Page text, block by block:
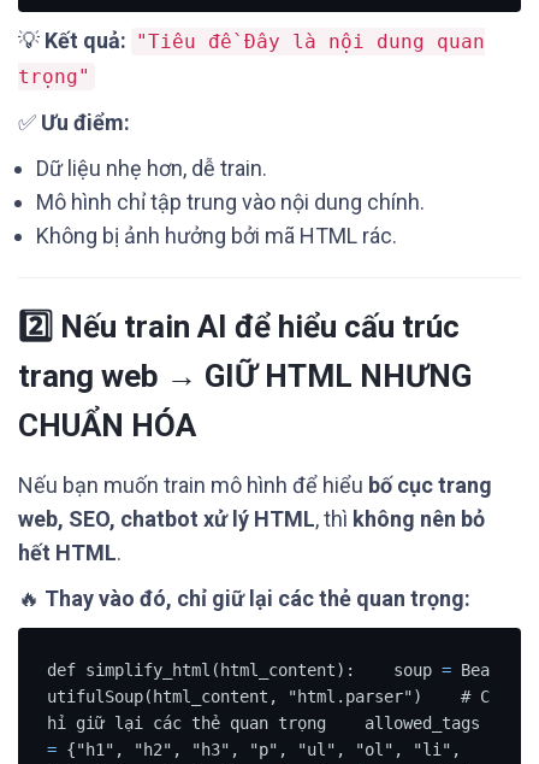
💡 Kết quả: "Tiêu đề Đây là nội dung quan
trọng"
✅ Ưu điểm:
Dữ liệu nhẹ hơn, dễ train.
Mô hình chỉ tập trung vào nội dung chính.
Không bị ảnh hưởng bởi mã HTML rác.
2️⃣ Nếu train AI để hiểu cấu trúc
trang web → GIỮ HTML NHƯNG
CHUẨN HÓA
Nếu bạn muốn train mô hình để hiểu bố cục trang
web, SEO, chatbot xử lý HTML, thì không nên bỏ
hết HTML.
🔥 Thay vào đó, chỉ giữ lại các thẻ quan trọng:
def simplify_html(html_content):    soup = Bea
utifulSoup(html_content, "html.parser")    # C
= {"h1", "h2", "h3", "p", "ul", "ol", "li",